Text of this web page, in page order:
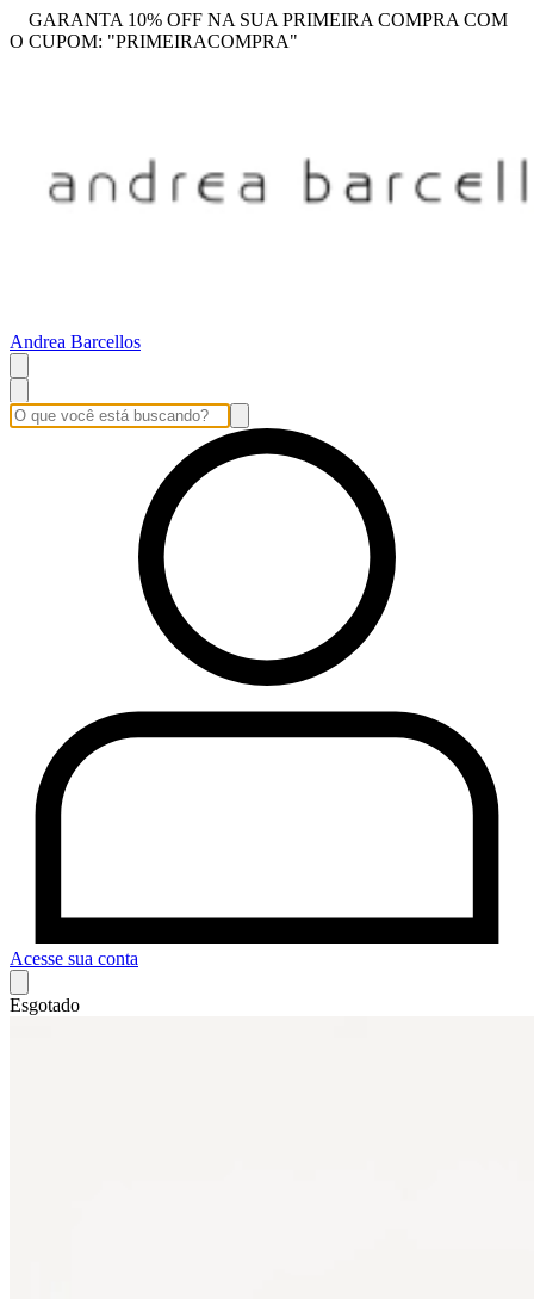
GARANTA 10% OFF NA SUA PRIMEIRA COMPRA COM
O CUPOM: "PRIMEIRACOMPRA"
Andrea Barcellos
Acesse sua conta
Esgotado